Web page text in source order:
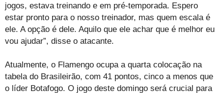
jogos, estava treinando e em pré-temporada. Espero
estar pronto para o nosso treinador, mas quem escala é
ele. A opção é dele. Aquilo que ele achar que é melhor eu
vou ajudar”, disse o atacante.
Atualmente, o Flamengo ocupa a quarta colocação na
tabela do Brasileirão, com 41 pontos, cinco a menos que
o líder Botafogo. O jogo deste domingo será crucial para